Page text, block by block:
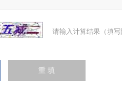
请输入计算结果（填